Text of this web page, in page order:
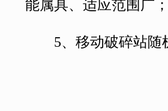
能属具、适应范围广
5、移动破碎站随